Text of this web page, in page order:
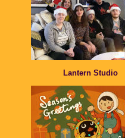
Lantern Studio